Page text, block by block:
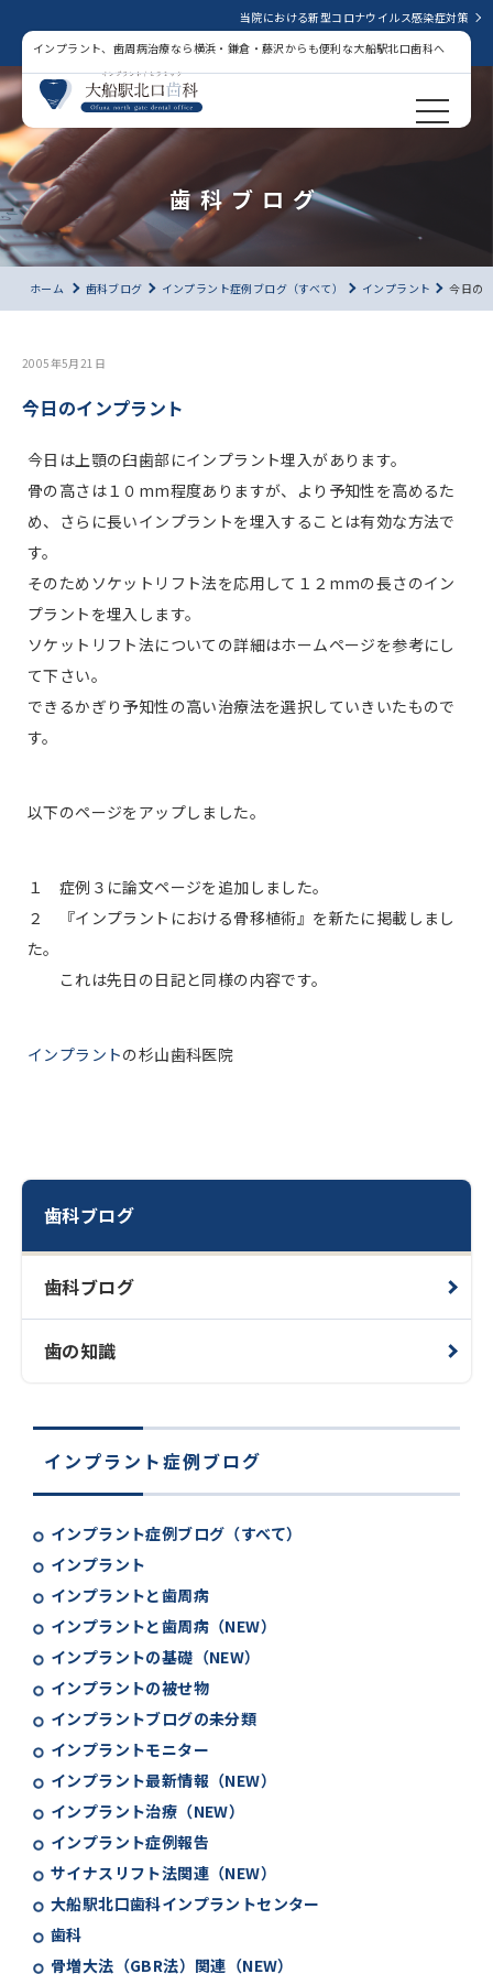
当院における新型コロナウイルス感染症対策
インプラント、歯周病治療なら横浜・鎌倉・藤沢からも便利な大船駅北口歯科へ
歯科ブログ
ホーム 歯科ブログ インプラント症例ブログ（すべて） インプラント 今日の
歯科ブログ
歯科ブログ
歯の知識
インプラント症例ブログ
インプラント症例ブログ（すべて）
インプラント
インプラントと歯周病
インプラントと歯周病（NEW）
インプラントの基礎（NEW）
インプラントの被せ物
インプラントブログの未分類
インプラントモニター
インプラント最新情報（NEW）
インプラント治療（NEW）
インプラント症例報告
サイナスリフト法関連（NEW）
大船駅北口歯科インプラントセンター
歯科
骨増大法（GBR法）関連（NEW）
2005年5月21日
今日のインプラント
今日は上顎の臼歯部にインプラント埋入があります。
骨の高さは１０mm程度ありますが、より予知性を高めるた
め、さらに長いインプラントを埋入することは有効な方法で
す。
そのためソケットリフト法を応用して１２mmの長さのイン
プラントを埋入します。
ソケットリフト法についての詳細はホームページを参考にし
て下さい。
できるかぎり予知性の高い治療法を選択していきいたもので
す。
以下のページをアップしました。
１ 症例３に論文ページを追加しました。
２ 『インプラントにおける骨移植術』を新たに掲載しまし
た。
これは先日の日記と同様の内容です。
インプラントの杉山歯科医院